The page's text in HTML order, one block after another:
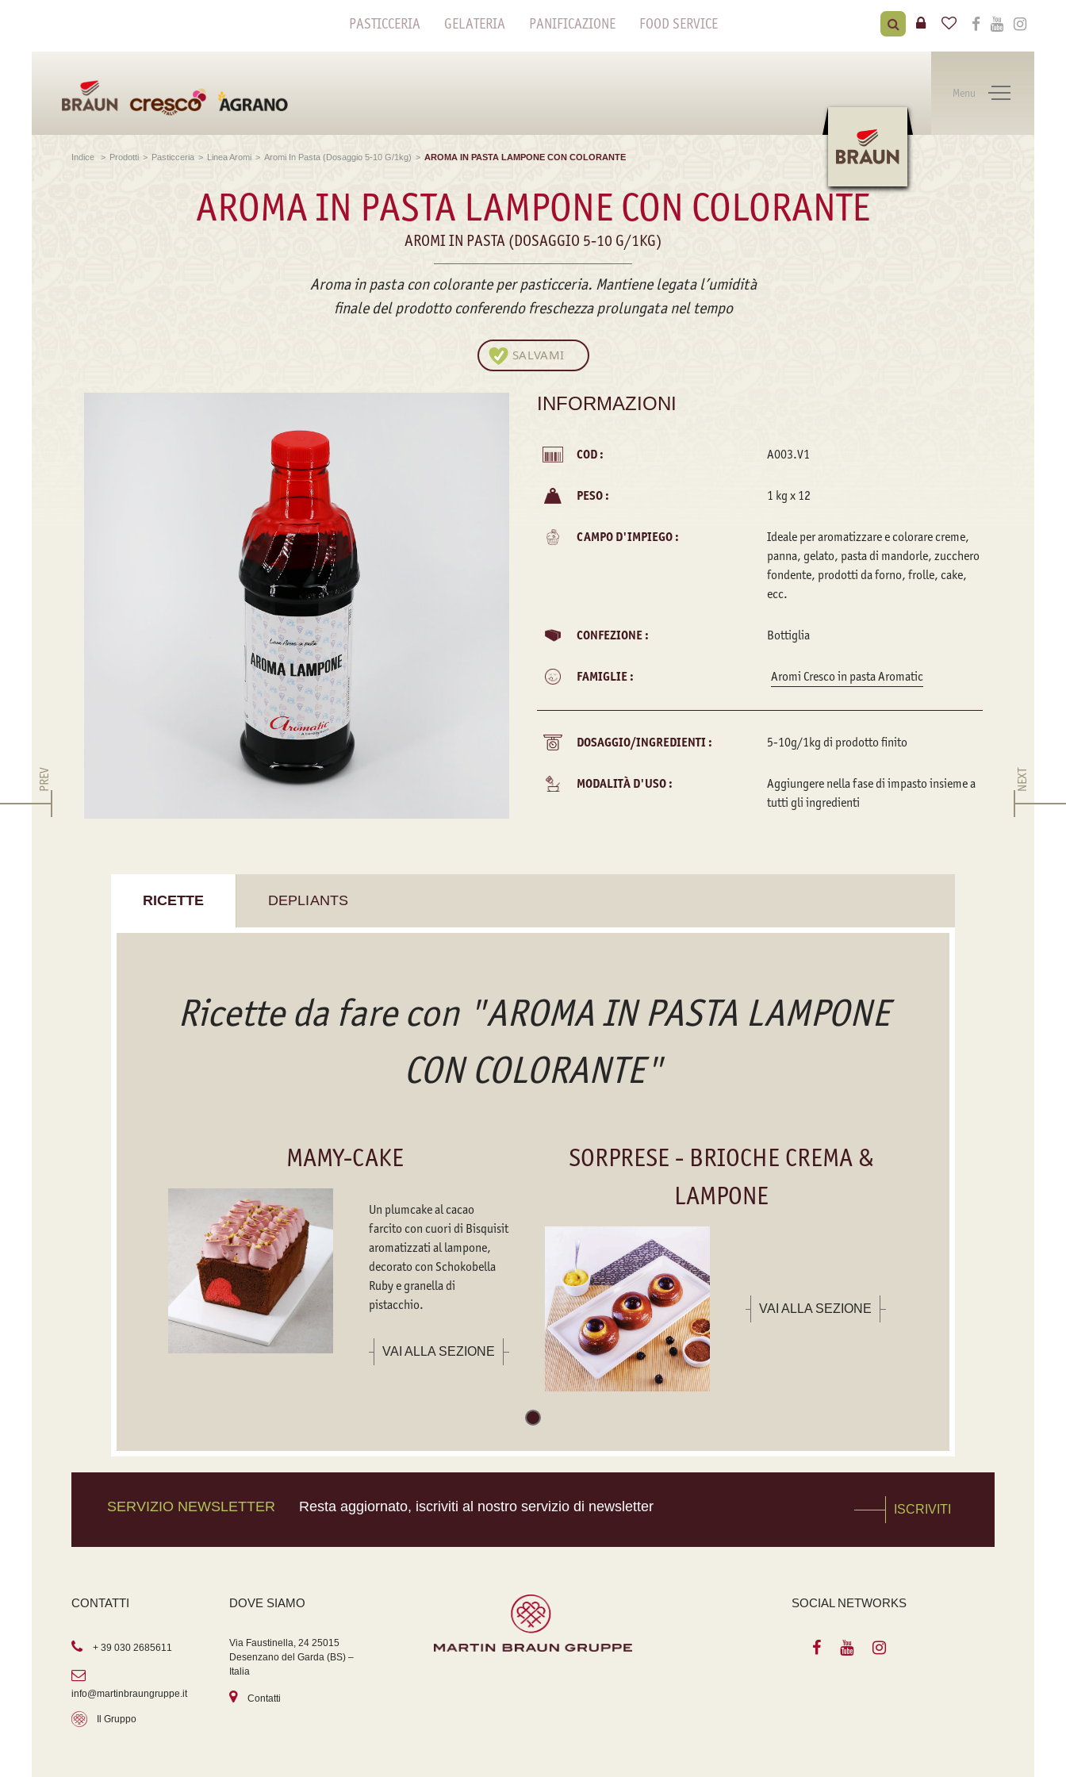
PASTICCERIA GELATERIA PANIFICAZIONE FOOD SERVICE
Menu
Indice > Prodotti > Pasticceria > Linea Aromi > Aromi In Pasta (dosaggio 5-10 G/1kg) > AROMA IN PASTA LAMPONE CON COLORANTE
AROMA IN PASTA LAMPONE CON COLORANTE
AROMI IN PASTA (DOSAGGIO 5-10 G/1KG)
Aroma in pasta con colorante per pasticceria. Mantiene legata l’umidità
finale del prodotto conferendo freschezza prolungata nel tempo
SALVAMI
INFORMAZIONI
COD : A003.V1
PESO : 1 kg x 12
CAMPO D'IMPIEGO :
Ideale per aromatizzare e colorare creme,
panna, gelato, pasta di mandorle, zucchero
fondente, prodotti da forno, frolle, cake,
ecc.
CONFEZIONE : Bottiglia
FAMIGLIE : Aromi Cresco in pasta Aromatic
DOSAGGIO/INGREDIENTI : 5-10g/1kg di prodotto finito
MODALITÀ D'USO :
Aggiungere nella fase di impasto insieme a
tutti gli ingredienti
RICETTE DEPLIANTS
Ricette da fare con "AROMA IN PASTA LAMPONE
CON COLORANTE"
MAMY-CAKE
Un plumcake al cacao
farcito con cuori di Bisquisit
aromatizzati al lampone,
decorato con Schokobella
Ruby e granella di
pistacchio.
VAI ALLA SEZIONE
SORPRESE - BRIOCHE CREMA &
LAMPONE
VAI ALLA SEZIONE
PREV NEXT
SERVIZIO NEWSLETTER Resta aggiornato, iscriviti al nostro servizio di newsletter ISCRIVITI
CONTATTI
+ 39 030 2685611
info@martinbraungruppe.it
Il Gruppo
DOVE SIAMO
Via Faustinella, 24 25015
Desenzano del Garda (BS) –
Italia
Contatti
SOCIAL NETWORKS